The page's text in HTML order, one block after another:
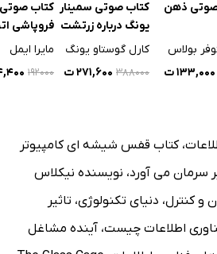
ذهن
بولاس
۱۳۳,۰۰۰ ت
کتاب صوتی سمینار
یونگ درباره زرتشت
نیچه
کارل گوستاو یونگ
۳۸۸۰۰۰ ۲۷۱,۶۰۰ ت
کتاب صوتی
فروپاشی
شوروی
مایرا ایمل
۱۹۲۰۰۰
،کتاب قفس شیشه ای کامپیوتر
سرمان می آورد، نویسنده نیکلاس
و کنترل، دنیای تکنولوژی، تاثیر
اطلاعات چیست، آینده مشاغل